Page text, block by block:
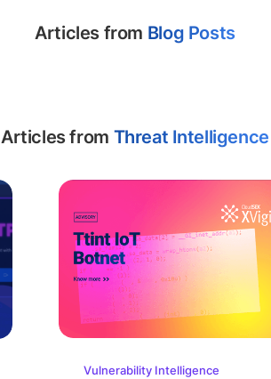
Articles from Blog Posts
Articles from Threat Intelligence
Vulnerability Intelligence